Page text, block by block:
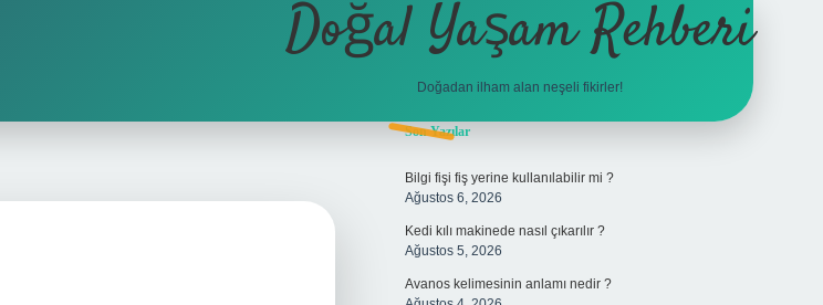
Doğal Yaşam Rehberi
Doğadan ilham alan neşeli fikirler!
Sidebar
Son Yazılar
Bilgi fişi fiş yerine kullanılabilir mi ?
Ağustos 6, 2026
Kedi kılı makinede nasıl çıkarılır ?
Ağustos 5, 2026
Avanos kelimesinin anlamı nedir ?